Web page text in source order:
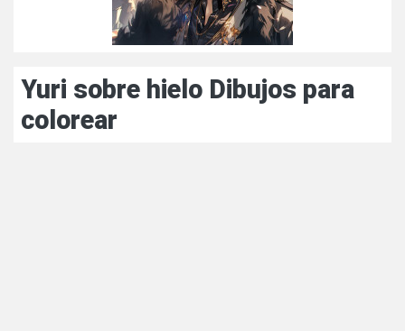
Yuri sobre hielo Dibujos para
colorear